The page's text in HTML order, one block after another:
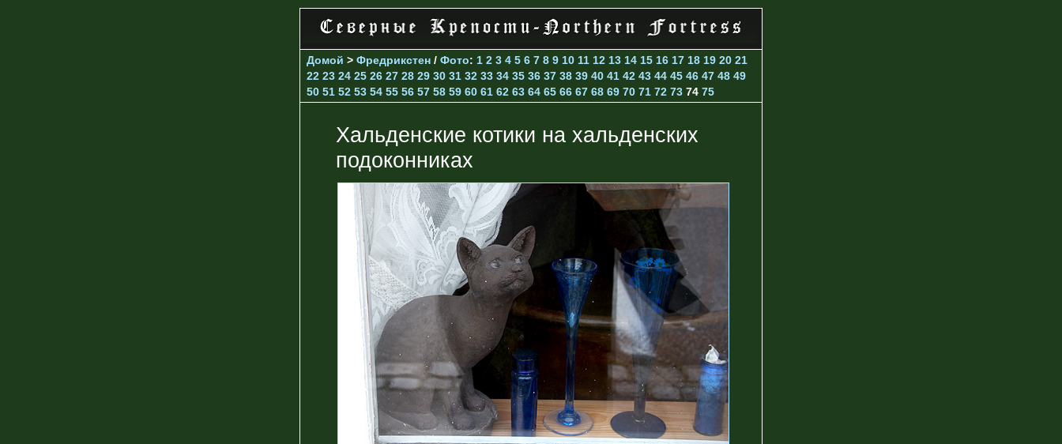
Домой > Фредрикстен / Фото: 1 2 3 4 5 6 7 8 9 10 11 12 13 14 15 16 17 18 19 20 21
22 23 24 25 26 27 28 29 30 31 32 33 34 35 36 37 38 39 40 41 42 43 44 45 46 47 48 49
50 51 52 53 54 55 56 57 58 59 60 61 62 63 64 65 66 67 68 69 70 71 72 73 74 75
Хальденские котики на хальденских
подоконниках